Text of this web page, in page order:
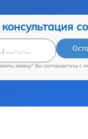
заявку" Вы соглашаетесь c